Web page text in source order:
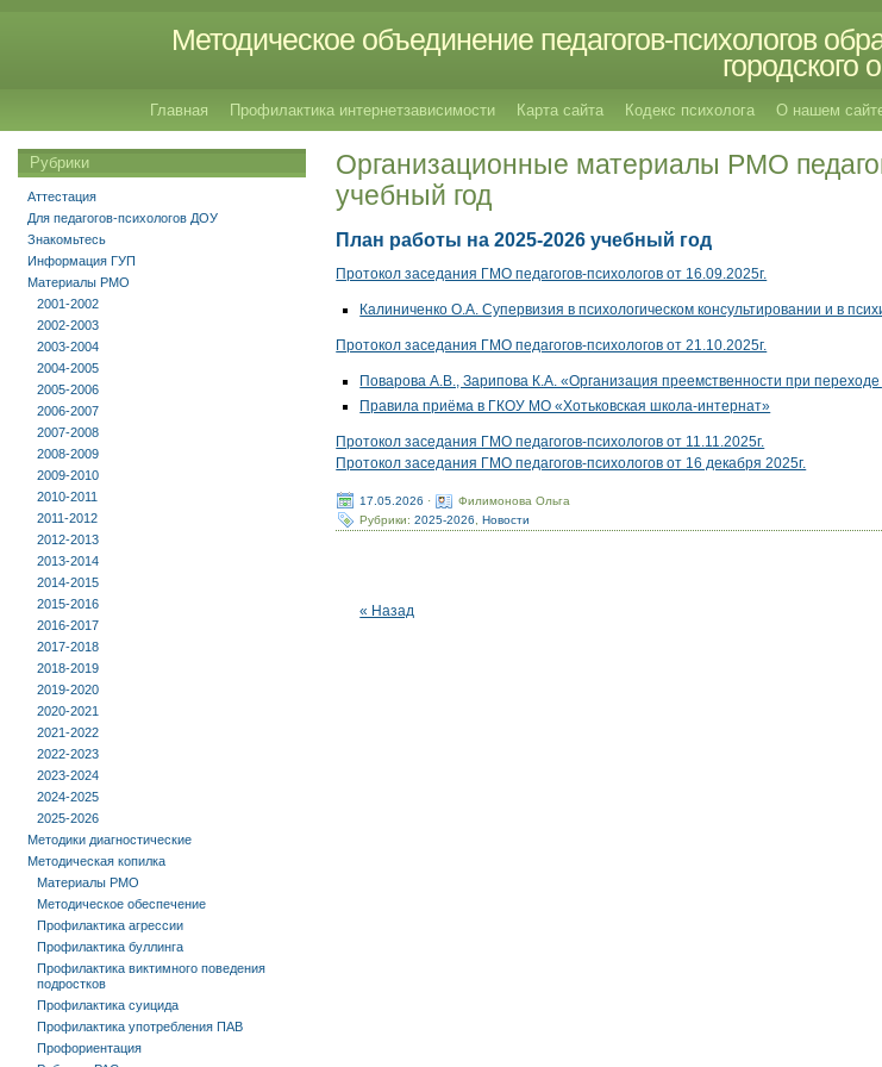
Методическое объединение педагогов-психологов
городского
Главная Профилактика интернетзависимости Карта сайта Кодекс психолога О нашем
Организационные материалы РМО
учебный год
План работы на 2025-2026 учебный год
Протокол заседания ГМО педагогов-психологов от 16.09.2025г.
Калиниченко О.А. Супервизия в психологическом консультировании и в
Протокол заседания ГМО педагогов-психологов от 21.10.2025г.
Поварова А.В., Зарипова К.А. «Организация преемственности при
Правила приёма в ГКОУ МО «Хотьковская школа-интернат»
Протокол заседания ГМО педагогов-психологов от 11.11.2025г.
Протокол заседания ГМО педагогов-психологов от 16 декабря 2025г.
17.05.2026 ·
Филимонова Ольга
Рубрики:2025-2026 ,Новости
« Назад
Рубрики
Аттестация
Для педагогов-психологов ДОУ
Знакомьтесь
Информация ГУП
Материалы РМО
2001-2002
2002-2003
2003-2004
2004-2005
2005-2006
2006-2007
2007-2008
2008-2009
2009-2010
2010-2011
2011-2012
2012-2013
2013-2014
2014-2015
2015-2016
2016-2017
2017-2018
2018-2019
2019-2020
2020-2021
2021-2022
2022-2023
2023-2024
2024-2025
2025-2026
Методики диагностические
Методическая копилка
Материалы РМО
Методическое обеспечение
Профилактика агрессии
Профилактика буллинга
Профилактика виктимного поведения
подростков
Профилактика суицида
Профилактика употребления ПАВ
Профориентация